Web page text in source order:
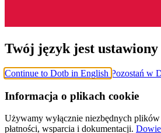
Twój język jest ustawiony
Continue to Dotb in English Pozostań w
Informacja o plikach cookie
Używamy wyłącznie niezbędnych
płatności, wsparcia i dokumentacji.